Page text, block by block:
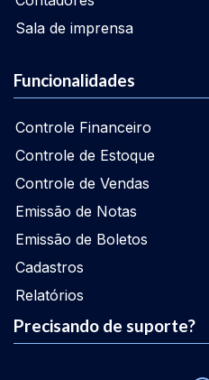
Sala de imprensa
Funcionalidades
Controle Financeiro
Controle de Estoque
Controle de Vendas
Emissão de Notas
Emissão de Boletos
Cadastros
Relatórios
Precisando de suporte?